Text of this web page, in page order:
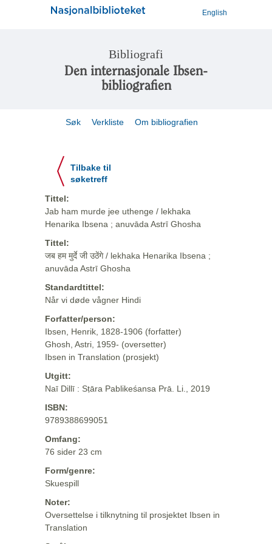
English
Bibliografi
Den internasjonale Ibsen-
bibliografien
Søk Verkliste Om bibliografien
Tilbake til
søketreff
Tittel:
Jab ham murde jee uthenge / lekhaka
Henarika Ibsena ; anuvāda Astrī Ghosha
Tittel:
जब हम मुर्दे जी उठेंगे / lekhaka Henarika Ibsena ;
anuvāda Astrī Ghosha
Standardtittel:
Når vi døde vågner Hindi
Forfatter/person:
Ibsen, Henrik, 1828-1906 (forfatter)
Ghosh, Astri, 1959- (oversetter)
Ibsen in Translation (prosjekt)
Utgitt:
Naī Dillī : Sṭāra Pablikeśansa Prā. Li., 2019
ISBN:
9789388699051
Omfang:
76 sider 23 cm
Form/genre:
Skuespill
Noter:
Oversettelse i tilknytning til prosjektet Ibsen in
Translation